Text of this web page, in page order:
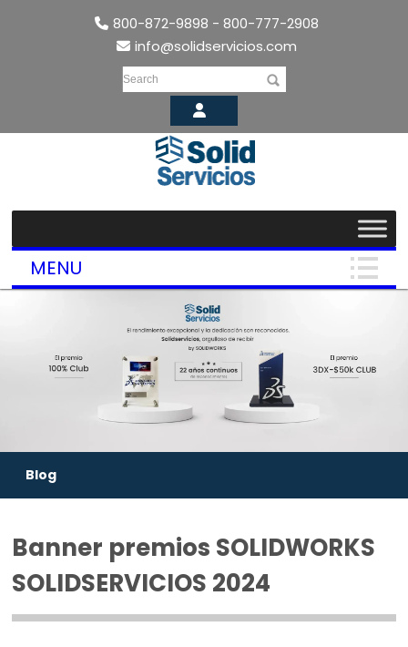
800-872-9898 - 800-777-2908
info@solidservicios.com
Search
MENU
Blog
Banner premios SOLIDWORKS
SOLIDSERVICIOS 2024